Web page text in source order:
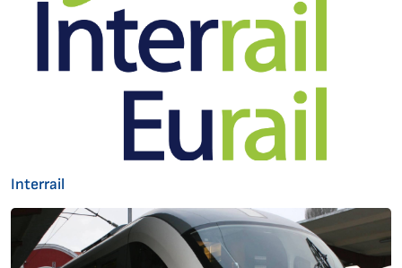
Interrail